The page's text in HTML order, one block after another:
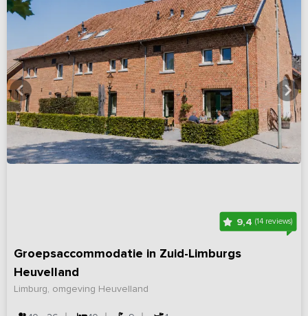
9,4(14 reviews)
Groepsaccommodatie in Zuid-Limburgs
Heuvelland
Limburg, omgeving Heuvelland